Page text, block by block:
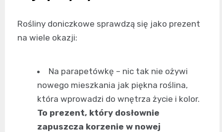
Rośliny doniczkowe sprawdzą się jako prezent
na wiele okazji:
Na parapetówkę – nic tak nie ożywi
nowego mieszkania jak piękna roślina,
która wprowadzi do wnętrza życie i kolor.
To prezent, który dosłownie
zapuszcza korzenie w nowej